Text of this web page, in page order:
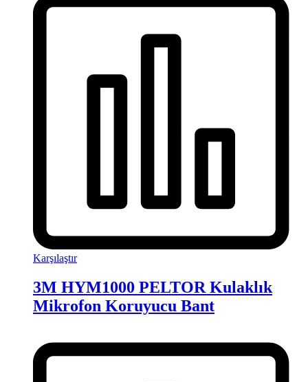
Karşılaştır
3M HYM1000 PELTOR Kulaklık
Mikrofon Koruyucu Bant